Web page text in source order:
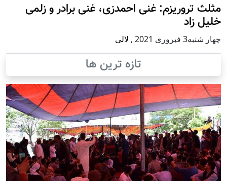
مثلث تروریزم: غنی احمدزی، غنی برادر و زلمی
خلیل زاد
چهار شنبه3 فبروری 2021 , لالی
تازه ترین ها